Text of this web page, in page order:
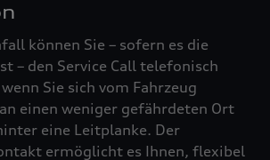
können Sie – sofern es die
– den Service Call telefonisch
Sie sich vom Fahrzeug
einen weniger gefährdeten Ort
eine Leitplanke. Der
ermöglicht es Ihnen, flexibel